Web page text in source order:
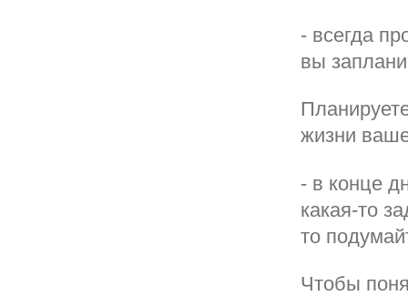
- всегда
вы
жизни
- в конце
какая-то
то
Чтобы